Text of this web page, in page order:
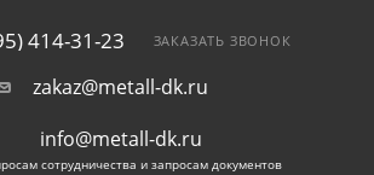
414-31-23 ЗАКАЗАТЬ ЗВОНОК
zakaz@metall-dk.ru
info@metall-dk.ru
сотрудничества и запросам документов